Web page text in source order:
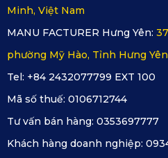
Minh, Việt Nam
MANU FACTURER Hưng Yên:
phường Mỹ Hào, Tỉnh Hưng
Tel: +84 2432077799 EXT 100
Mã số thuế: 0106712744
Tư vấn bán hàng: 0353697777
Khách hàng doanh nghiệp: